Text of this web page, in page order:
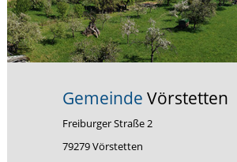
Gemeinde Vörstetten
Freiburger Straße 2
79279 Vörstetten